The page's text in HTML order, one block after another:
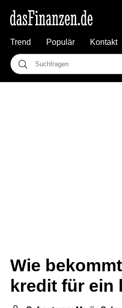
Trend Populär Kontakt
Wie
kredit für ein